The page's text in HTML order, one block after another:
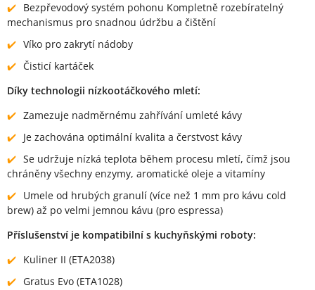
Bezpřevodový systém pohonu Kompletně rozebíratelný
mechanismus pro snadnou údržbu a čištění
Víko pro zakrytí nádoby
Čisticí kartáček
Díky technologii nízkootáčkového mletí:
Zamezuje nadměrnému zahřívání umleté kávy
Je zachována optimální kvalita a čerstvost kávy
Se udržuje nízká teplota během procesu mletí, čímž jsou
chráněny všechny enzymy, aromatické oleje a vitamíny
Umele od hrubých granulí (více než 1 mm pro kávu cold
brew) až po velmi jemnou kávu (pro espressa)
Příslušenství je kompatibilní s kuchyňskými roboty:
Kuliner II (ETA2038)
Gratus Evo (ETA1028)